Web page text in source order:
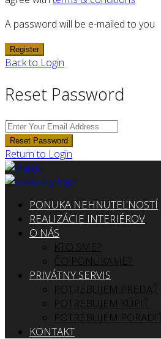
A password will be e-mailed to you
Register
Back to Login
Reset Password
Reset Password
Return to Login
PONUKA NEHNUTEĽNOSTÍ
REALIZÁCIE INTERIÉROV
O NÁS
KTO SME?
ČO PONÚKAME?
PRIVÁTNY SERVIS
POTREBUJEM PREDAŤ
POTREBUJEM KÚPIŤ
POTREBUJEM PORADIŤ
KONTAKT